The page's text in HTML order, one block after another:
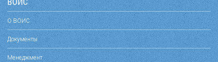
О ВОИС
Документы
Менеджмент